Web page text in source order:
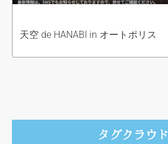
天空 de HANABI in オートポリス
タグクラウド